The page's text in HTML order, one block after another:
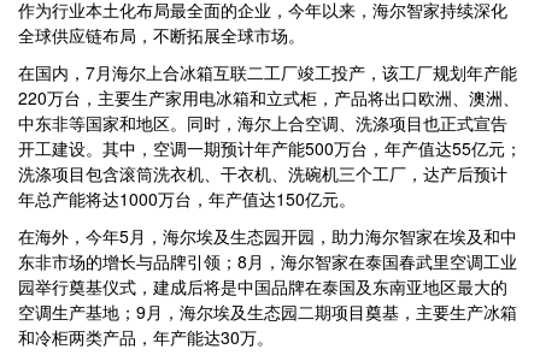
作为行业本土化布局最全面的企业，今年以来，海尔智家持续深化
全球供应链布局，不断拓展全球市场。
在国内，7月海尔上合冰箱互联二工厂竣工投产，该工厂规划年产能
220万台，主要生产家用电冰箱和立式柜，产品将出口欧洲、澳洲、
中东非等国家和地区。同时，海尔上合空调、洗涤项目也正式宣告
开工建设。其中，空调一期预计年产能500万台，年产值达55亿元；
洗涤项目包含滚筒洗衣机、干衣机、洗碗机三个工厂，达产后预计
年总产能将达1000万台，年产值达150亿元。
在海外，今年5月，海尔埃及生态园开园，助力海尔智家在埃及和中
东非市场的增长与品牌引领；8月，海尔智家在泰国春武里空调工业
园举行奠基仪式，建成后将是中国品牌在泰国及东南亚地区最大的
空调生产基地；9月，海尔埃及生态园二期项目奠基，主要生产冰箱
和冷柜两类产品，年产能达30万。